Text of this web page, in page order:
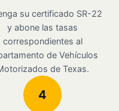
su certificado SR-22
y abone las tasas
correspondientes al
de Vehículos
de Texas.
4